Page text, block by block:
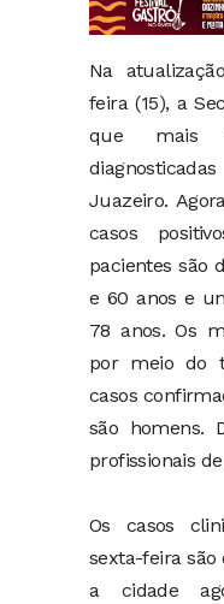
Na
feira (15), a
que mais
Juazeiro.
casos
pacientes são
e 60 anos e
78 anos. Os
por meio do
casos
são homens.
profissionais
Os casos
sexta-feira são
a cidade